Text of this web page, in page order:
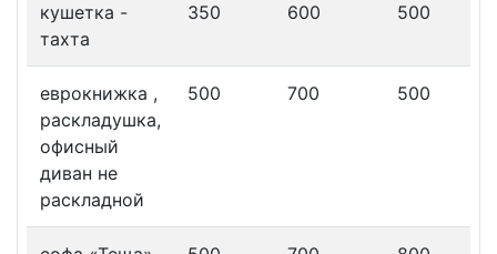
кушетка -
тахта
350 600 500
еврокнижка ,
раскладушка,
офисный
диван не
раскладной
500 700 500